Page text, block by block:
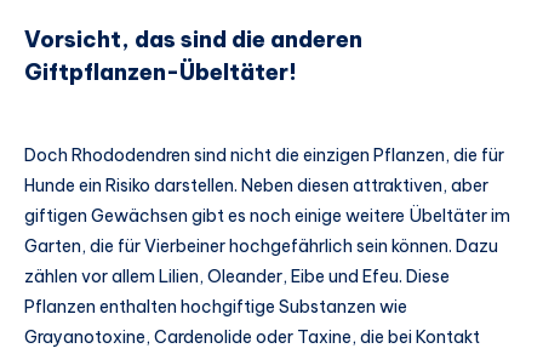
Vorsicht, das sind die anderen
Giftpflanzen-Übeltäter!
Doch Rhododendren sind nicht die einzigen Pflanzen, die für
Hunde ein Risiko darstellen. Neben diesen attraktiven, aber
giftigen Gewächsen gibt es noch einige weitere Übeltäter im
Garten, die für Vierbeiner hochgefährlich sein können. Dazu
zählen vor allem Lilien, Oleander, Eibe und Efeu. Diese
Pflanzen enthalten hochgiftige Substanzen wie
Grayanotoxine, Cardenolide oder Taxine, die bei Kontakt